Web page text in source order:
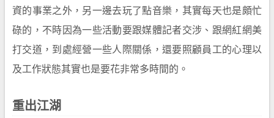
資的事業之外，另一邊去玩了點音樂，其實每天也是頗忙
碌的，不時因為一些活動要跟媒體記者交涉、跟網紅網美
打交道，到處經營一些人際關係，還要照顧員工的心理以
及工作狀態其實也是要花非常多時間的。
重出江湖